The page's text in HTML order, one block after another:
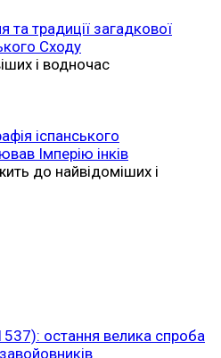
та традиції загадкової
Сходу
і водночас
іспанського
Імперію інків
до найвідоміших і
остання велика спроба